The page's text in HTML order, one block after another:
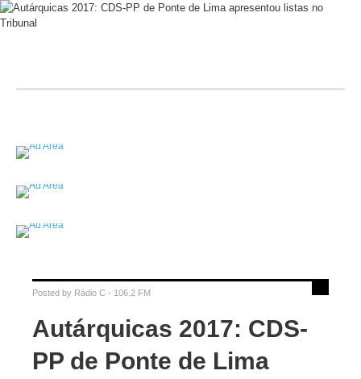
Posted by Rádio C - 106.2 FM
Autárquicas 2017: CDS-
PP de Ponte de Lima